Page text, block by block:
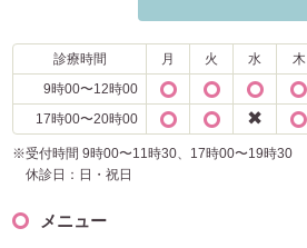
診療時間 月 火 水 木
9時00〜12時00
17時00〜20時00 ✖
※受付時間 9時00〜11時30、17時00〜19時30
休診日：日・祝日
メニュー